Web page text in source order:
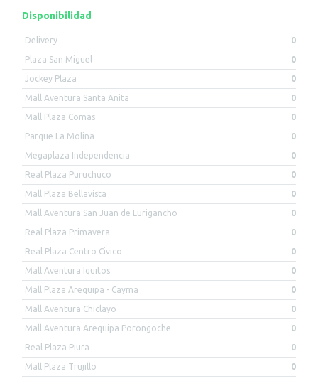
Disponibilidad
Delivery 0
Plaza San Miguel 0
Jockey Plaza 0
Mall Aventura Santa Anita 0
Mall Plaza Comas 0
Parque La Molina 0
Megaplaza Independencia 0
Real Plaza Puruchuco 0
Mall Plaza Bellavista 0
Mall Aventura San Juan de Lurigancho 0
Real Plaza Primavera 0
Real Plaza Centro Civico 0
Mall Aventura Iquitos 0
Mall Plaza Arequipa - Cayma 0
Mall Aventura Chiclayo 0
Mall Aventura Arequipa Porongoche 0
Real Plaza Piura 0
Mall Plaza Trujillo 0